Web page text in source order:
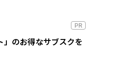
PR
のお得なサブスクを